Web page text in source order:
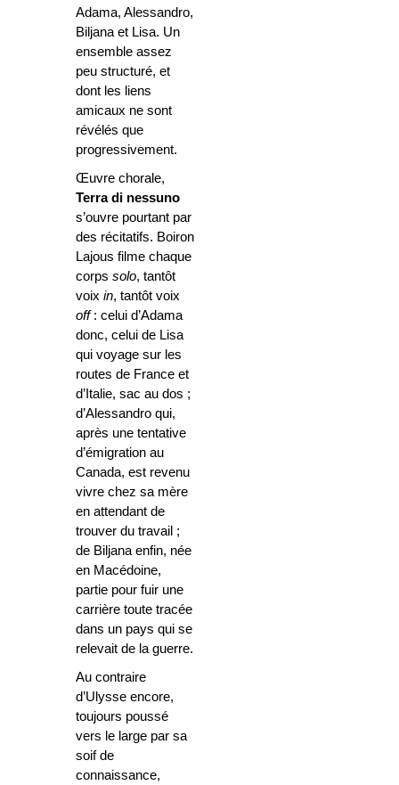
Adama, Alessandro,
Biljana et Lisa. Un
ensemble assez
peu structuré, et
dont les liens
amicaux ne sont
révélés que
progressivement.
Œuvre chorale,
Terra di nessuno
s’ouvre pourtant par
des récitatifs. Boiron
Lajous filme chaque
corps solo, tantôt
voix in, tantôt voix
off: celui d’Adama
donc, celui de Lisa
qui voyage sur les
routes de France et
d’Italie, sac au dos ;
d’Alessandro qui,
après une tentative
d’émigration au
Canada, est revenu
vivre chez sa mère
en attendant de
trouver du travail ;
de Biljana enfin, née
en Macédoine,
partie pour fuir une
carrière toute tracée
dans un pays qui se
relevait de la guerre.
Au contraire
d’Ulysse encore,
toujours poussé
vers le large par sa
soif de
connaissance,